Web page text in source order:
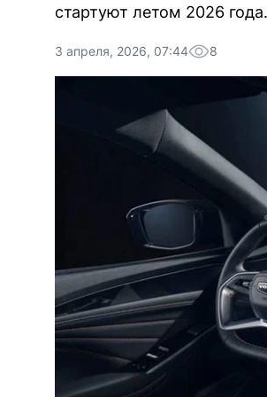
стартуют летом 2026 года.
3 апреля, 2026, 07:44 8